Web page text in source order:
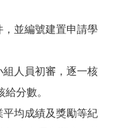
，並編號建置申請學
人員初審，逐一核
分數。
均成績及獎勵等紀